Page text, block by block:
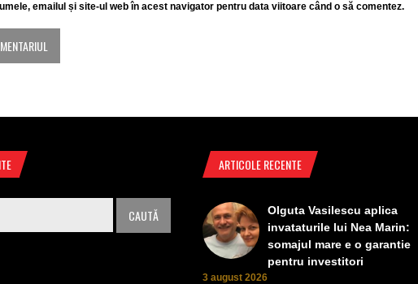
emailul și site-ul web în acest navigator pentru data viitoare când o să comentez.
ARTICOLE RECENTE
Olguta Vasilescu aplica
invataturile lui Nea Marin:
somajul mare e o garantie
pentru investitori
3 august 2026